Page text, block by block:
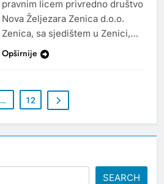
pravnim licem privredno društvo
Nova Željezara Zenica d.o.o.
Zenica, sa sjedištem u Zenici,…
Opširnije
… 12
SEARCH